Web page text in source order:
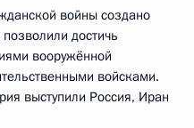
войны создано
достичь
вооружённой
войсками.
выступили Россия, Иран